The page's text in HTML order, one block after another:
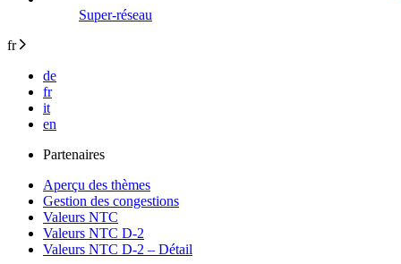
Super-réseau
fr
de
fr
it
en
Partenaires
Aperçu des thèmes
Gestion des congestions
Valeurs NTC
Valeurs NTC D-2
Valeurs NTC D-2 – Détail